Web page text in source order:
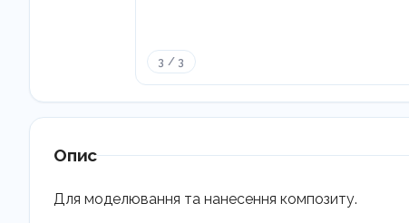
3 / 3
Опис
Для моделювання та нанесення композиту.